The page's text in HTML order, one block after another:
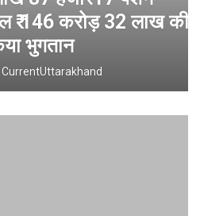
₹ 146 करोड़ 32 लाख की
भुगतान